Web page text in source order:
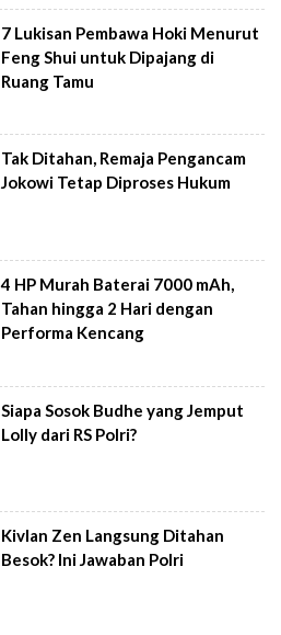
7 Lukisan Pembawa Hoki Menurut
Feng Shui untuk Dipajang di
Ruang Tamu
Tak Ditahan, Remaja Pengancam
Jokowi Tetap Diproses Hukum
4 HP Murah Baterai 7000 mAh,
Tahan hingga 2 Hari dengan
Performa Kencang
Siapa Sosok Budhe yang Jemput
Lolly dari RS Polri?
Kivlan Zen Langsung Ditahan
Besok? Ini Jawaban Polri